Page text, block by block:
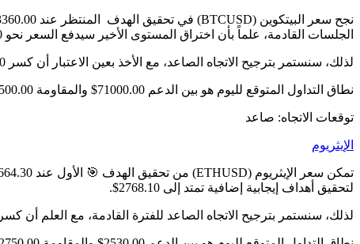
الجلسات القادمة، علماً بأن اختراق المستوى الأخير سيدفع السعر نحو 76480.00$ كمحطة رئيسية تالية.
لذلك، سنستمر بترجيح الاتجاه الصاعد، مع الأخذ بعين الاعتبار أن كسر 70556.50$ سيوقف الارتفاع الصاعد ويدفع السعر لتحقيق بعض التصحيح الهابط قبل العودة للارتفاع مجدداً.
نطاق التداول المتوقع لليوم هو بين الدعم 71000.00$ والمقاومة 74500.00$.
توقعات الاتجاه: صاعد
الإيثريوم
لتحقيق أهداف إيجابية إضافية تمتد إلى 2768.10$.
لذلك، سنستمر بترجيح الاتجاه الصاعد للفترة القادمة، مع العلم أن كسر 2600.05$ سيضع السعر تحت ضغط تصحيحي هابط جديد، تبدأ أهدافه باختبار مناطق 2548.15$.